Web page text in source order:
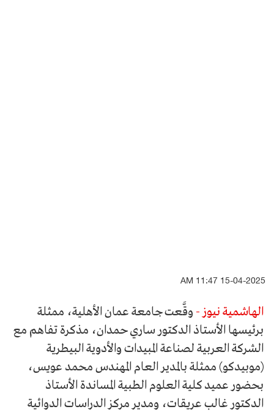
15-04-2025 11:47 AM
الهاشمية نيوز - وقَّعت جامعة عمان الأهلية، ممثلة
برئيسها الأستاذ الدكتور ساري حمدان، مذكرة تفاهم مع
الشركة العربية لصناعة المبيدات والأدوية البيطرية
(موبيدكو) ممثلة بالمدير العام المهندس محمد عويس،
بحضور عميد كلية العلوم الطبية المساندة الأستاذ
الدكتور غالب عريقات، ومدير مركز الدراسات الدوائية